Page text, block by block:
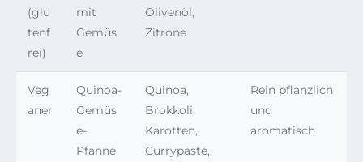
(glu
tenf
rei)
mit
Gemüs
e
Olivenöl,
Zitrone
Veg
aner
Quinoa-
Gemüs
e-
Pfanne
Quinoa,
Brokkoli,
Karotten,
Currypaste,
Rein pflanzlich
und
aromatisch